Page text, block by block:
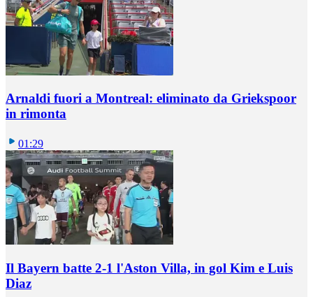
Arnaldi fuori a Montreal: eliminato da Griekspoor
in rimonta
01:29
Il Bayern batte 2-1 l'Aston Villa, in gol Kim e Luis
Diaz